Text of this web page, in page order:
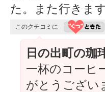
た。また行きま
このクチコミに
日の出町の珈
一杯のコーヒ
がとうござい